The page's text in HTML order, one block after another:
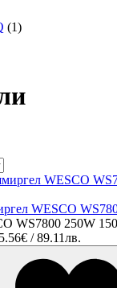
(1)
WESCO
250W
/ 89.11лв.